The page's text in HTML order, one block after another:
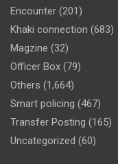
Encounter (201)
Khaki connection (683)
Magzine (32)
Officer Box (79)
Others (1,664)
Smart policing (467)
Transfer Posting (165)
Uncategorized (60)